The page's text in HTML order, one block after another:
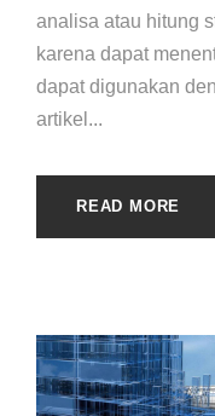
analisa atau hitung
karena dapat
dapat digunakan
artikel...
READ MORE